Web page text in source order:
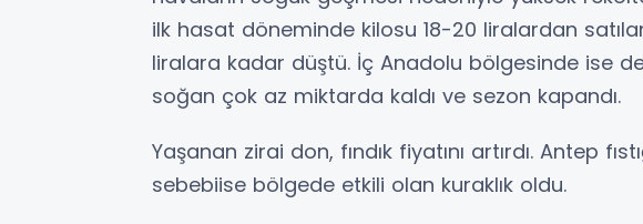
ilk hasat döneminde kilosu 18-20 liralardan
liralara kadar düştü. İç Anadolu bölgesinde ise
soğan çok az miktarda kaldı ve sezon kapandı.
Yaşanan zirai don, fındık fiyatını artırdı. Antep
sebebiise bölgede etkili olan kuraklık oldu.